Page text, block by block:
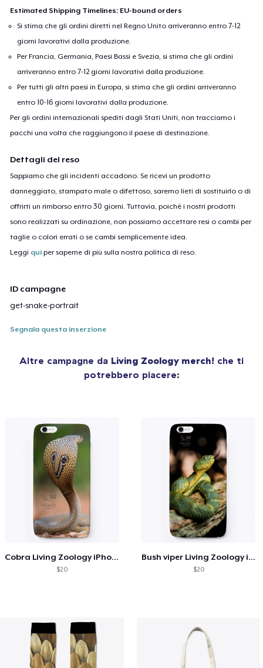
Estimated Shipping Timelines: EU-bound orders
Si stima che gli ordini diretti nel Regno Unito arriveranno entro 7-12
giorni lavorativi dalla produzione.
Per Francia, Germania, Paesi Bassi e Svezia, si stima che gli ordini
arriveranno entro 7-12 giorni lavorativi dalla produzione.
Per tutti gli altri paesi in Europa, si stima che gli ordini arriveranno
entro 10-16 giorni lavorativi dalla produzione.
Per gli ordini internazionali spediti dagli Stati Uniti, non tracciamo i
pacchi una volta che raggiungono il paese di destinazione.
Dettagli del reso
Sappiamo che gli incidenti accadono. Se ricevi un prodotto
danneggiato, stampato male o difettoso, saremo lieti di sostituirlo o di
offrirti un rimborso entro 30 giorni. Tuttavia, poiché i nostri prodotti
sono realizzati su ordinazione, non possiamo accettare resi o cambi per
taglie o colori errati o se cambi semplicemente idea.
Leggi qui per saperne di più sulla nostra politica di reso.
ID campagne
get-snake-portrait
Segnala questa inserzione
Altre campagne da Living Zoology merch! che ti
potrebbero piacere:
Cobra Living Zoology iPhone case
$20
Bush viper Living Zoology iPhone case
$20